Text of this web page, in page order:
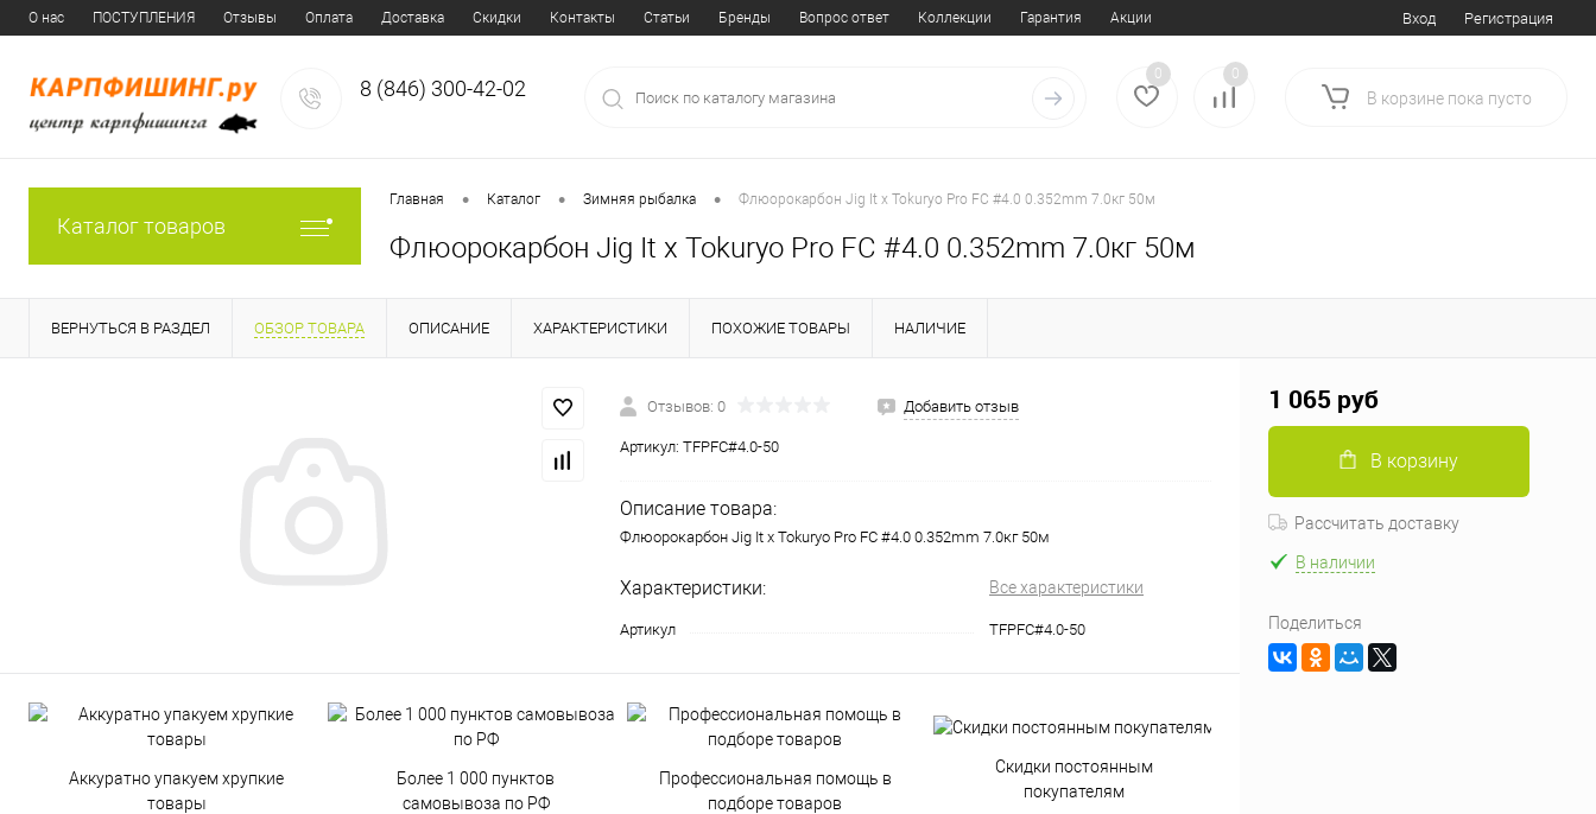
О нас ПОСТУПЛЕНИЯ Отзывы Оплата Доставка Скидки Контакты Статьи Бренды Вопрос ответ Коллекции Гарантия Акции Вход Регистрация
8 (846) 300-42-02
0 0
В корзине пока пусто
Каталог товаров
Главная • Каталог • Зимняя рыбалка • Флюорокарбон Jig It x Tokuryo Pro FC #4.0 0.352mm 7.0кг 50м
Флюорокарбон Jig It x Tokuryo Pro FC #4.0 0.352mm 7.0кг 50м
ВЕРНУТЬСЯ В РАЗДЕЛ ОБЗОР ТОВАРА ОПИСАНИЕ ХАРАКТЕРИСТИКИ ПОХОЖИЕ ТОВАРЫ НАЛИЧИЕ
Отзывов: 0 Добавить отзыв
Артикул: TFPFC#4.0-50
Описание товара:
Флюорокарбон Jig It x Tokuryo Pro FC #4.0 0.352mm 7.0кг 50м
Характеристики: Все характеристики
Артикул TFPFC#4.0-50
Аккуратно упакуем хрупкие
товары
Более 1 000 пунктов
самовывоза по РФ
Профессиональная помощь в
подборе товаров
Скидки постоянным
покупателям
1 065 руб
В корзину
Рассчитать доставку
В наличии
Поделиться